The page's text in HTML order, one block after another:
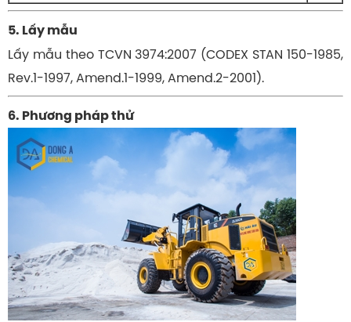
5. Lấy mẫu
Lấy mẫu theo TCVN 3974:2007 (CODEX STAN 150-1985,
Rev.1-1997, Amend.1-1999, Amend.2-2001).
6. Phương pháp thử